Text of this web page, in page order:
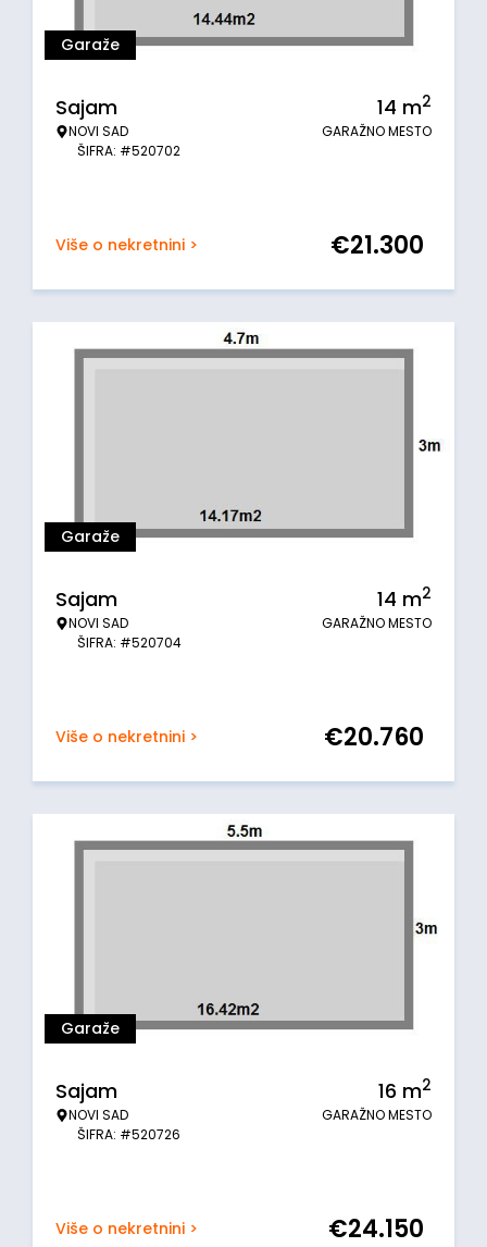
Garaže
Sajam
NOVI SAD
ŠIFRA: #520702
14 m2
GARAŽNO MESTO
Više o nekretnini > €21.300
Garaže
Sajam
NOVI SAD
ŠIFRA: #520704
14 m2
GARAŽNO MESTO
Više o nekretnini > €20.760
Garaže
Sajam
NOVI SAD
ŠIFRA: #520726
16 m2
GARAŽNO MESTO
Više o nekretnini > €24.150